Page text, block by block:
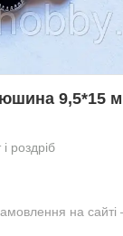
9,5*15
роздріб
на